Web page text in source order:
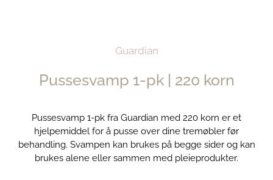
Guardian
Pussesvamp 1-pk | 220 korn
Pussesvamp 1-pk fra Guardian med 220 korn er et
hjelpemiddel for å pusse over dine tremøbler før
behandling. Svampen kan brukes på begge sider og kan
brukes alene eller sammen med pleieprodukter.